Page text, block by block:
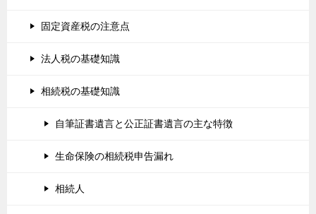
固定資産税の注意点
法人税の基礎知識
相続税の基礎知識
自筆証書遺言と公正証書遺言の主な特徴
生命保険の相続税申告漏れ
相続人